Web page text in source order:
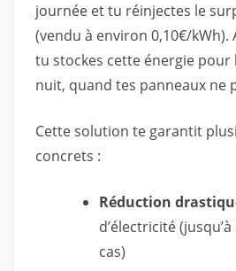
journée et tu réinjectes le
(vendu à environ 0,10€/kWh).
tu stockes cette énergie pour
nuit, quand tes panneaux ne
Cette solution te garantit
concrets :
Réduction
d’électricité
cas)